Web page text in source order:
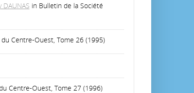
DAUNAS in Bulletin de la Société
Centre-Ouest, Tome 26 (1995)
Centre-Ouest, Tome 27 (1996)